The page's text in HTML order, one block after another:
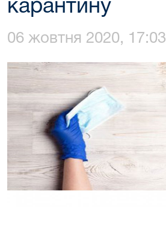
карантину
06 жовтня 2020, 17:03